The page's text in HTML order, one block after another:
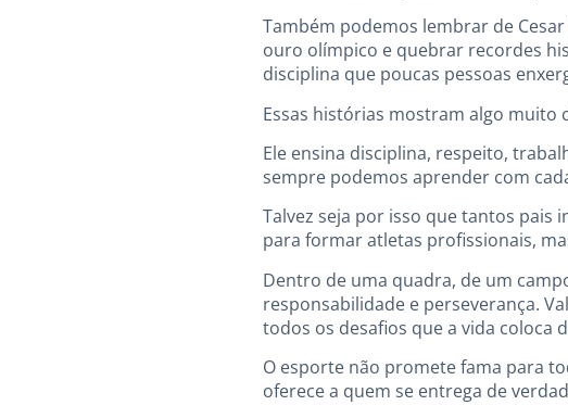
Também podemos lembrar de
ouro olímpico e quebrar recordes
disciplina que poucas pessoas
Essas histórias mostram algo muito
Ele ensina disciplina, respeito,
sempre podemos aprender com
Talvez seja por isso que tantos pais
para formar atletas profissionais,
Dentro de uma quadra, de um
responsabilidade e perseverança.
todos os desafios que a vida coloca
O esporte não promete fama para
oferece a quem se entrega de